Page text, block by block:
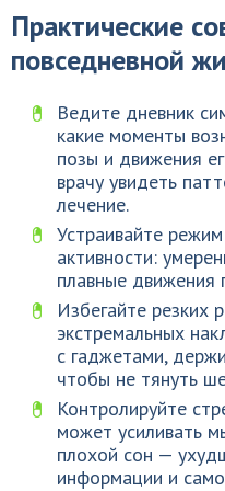
Практические
повседневной
Ведите дневник
какие моменты
позы и движения
врачу увидеть
лечение.
Устраивайте
активности:
плавные движения
Избегайте резких
экстремальных
с гаджетами,
чтобы не тянуть
Контролируйте
может усиливать
плохой сон —
информации и